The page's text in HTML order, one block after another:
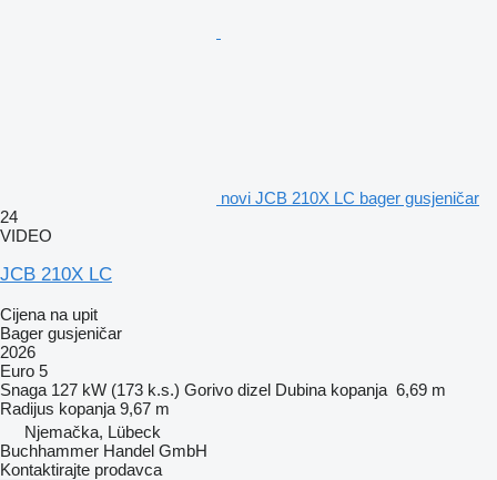
novi JCB 210X LC bager gusjeničar
24
VIDEO
JCB 210X LC
Cijena na upit
Bager gusjeničar
2026
Euro 5
Snaga 127 kW (173 k.s.) Gorivo dizel Dubina kopanja 6,69 m
Radijus kopanja 9,67 m
Njemačka, Lübeck
Buchhammer Handel GmbH
Kontaktirajte prodavca